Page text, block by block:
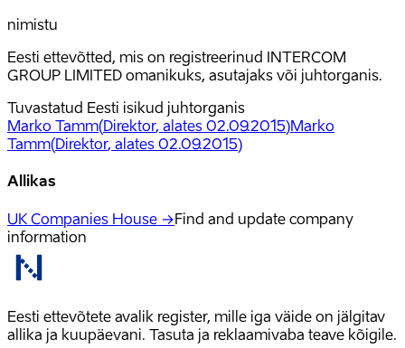
nimistu
Eesti ettevõtted, mis on registreerinud INTERCOM
GROUP LIMITED omanikuks, asutajaks või juhtorganis.
Tuvastatud Eesti isikud juhtorganis
Marko Tamm(Direktor, alates 02.09.2015)Marko
Tamm(Direktor, alates 02.09.2015)
Allikas
UK Companies House →Find and update company
information
Eesti ettevõtete avalik register, mille iga väide on jälgitav
allika ja kuupäevani. Tasuta ja reklaamivaba teave kõigile.